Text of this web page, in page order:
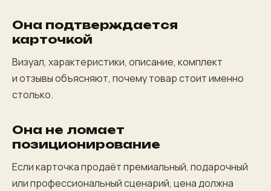
Она подтверждается
карточкой
Визуал, характеристики, описание, комплект
и отзывы объясняют, почему товар стоит именно
столько.
Она не ломает
позиционирование
Если карточка продаёт премиальный, подарочный
или профессиональный сценарий, цена должна